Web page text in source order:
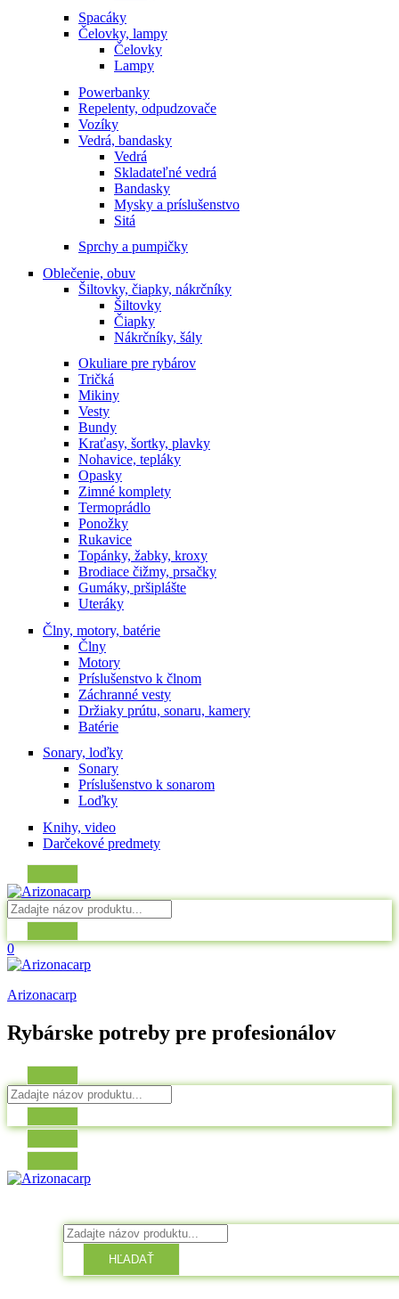
Spacáky
Čelovky, lampy
Čelovky
Lampy
Powerbanky
Repelenty, odpudzovače
Vozíky
Vedrá, bandasky
Vedrá
Skladateľné vedrá
Bandasky
Mysky a príslušenstvo
Sitá
Sprchy a pumpičky
Oblečenie, obuv
Šiltovky, čiapky, nákrčníky
Šiltovky
Čiapky
Nákrčníky, šály
Okuliare pre rybárov
Tričká
Mikiny
Vesty
Bundy
Kraťasy, šortky, plavky
Nohavice, tepláky
Opasky
Zimné komplety
Termoprádlo
Ponožky
Rukavice
Topánky, žabky, kroxy
Brodiace čižmy, prsačky
Gumáky, pršiplášte
Uteráky
Člny, motory, batérie
Člny
Motory
Príslušenstvo k člnom
Záchranné vesty
Držiaky prútu, sonaru, kamery
Batérie
Sonary, loďky
Sonary
Príslušenstvo k sonarom
Loďky
Knihy, video
Darčekové predmety
0
Arizonacarp
Rybárske potreby pre profesionálov
HĽADAŤ